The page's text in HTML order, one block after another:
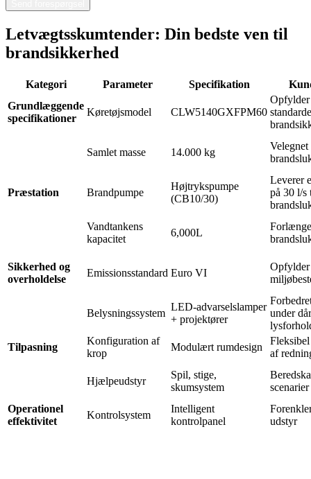
Letvægtsskumtender: Din bedste ven til
brandsikkerhed
Kategori Parameter Specifikation
Grundlæggende
specifikationer
Køretøjsmodel CLW5140GXFPM60
Opfylder
Samlet masse 14.000 kg
Præstation Brandpumpe
Højtrykspumpe
(CB10/30)
Leverer
på 30 l/s
Vandtankens
kapacitet
6,000L
Sikkerhed og
overholdelse
Emissionsstandard Euro VI
Belysningssystem
LED-advarselslamper
+ projektører
under
Tilpasning
Konfiguration af
krop
Modulært rumdesign
af
Hjælpeudstyr
Spil, stige,
skumsystem
scenarier
Operationel
effektivitet
Kontrolsystem
Intelligent
kontrolpanel
udstyr